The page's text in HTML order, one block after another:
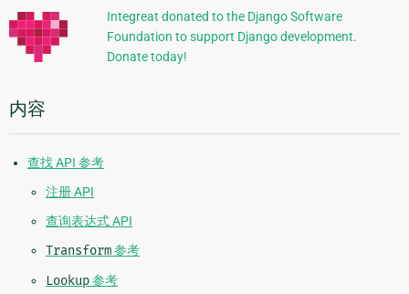
信
息
Integreat donated to the Django Software
Foundation to support Django development.
Donate today!
内容
查找 API 参考
注册 API
查询表达式 API
Transform参考
Lookup参考